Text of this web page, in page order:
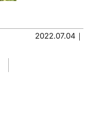
2022.07.04｜